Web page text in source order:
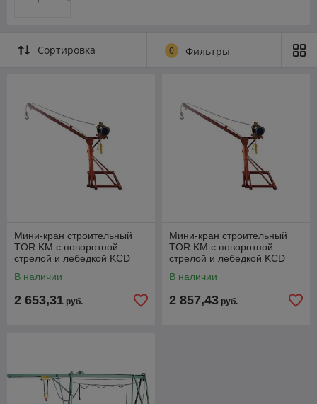
Сортировка 0 Фильтры
Мини-кран строительный
TOR KM с поворотной
стрелой и лебедкой KCD
В наличии
2 653,31 руб.
Мини-кран строительный
TOR KM с поворотной
стрелой и лебедкой KCD
220В
В наличии
2 857,43 руб.